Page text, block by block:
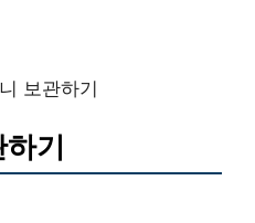
보관하기
기